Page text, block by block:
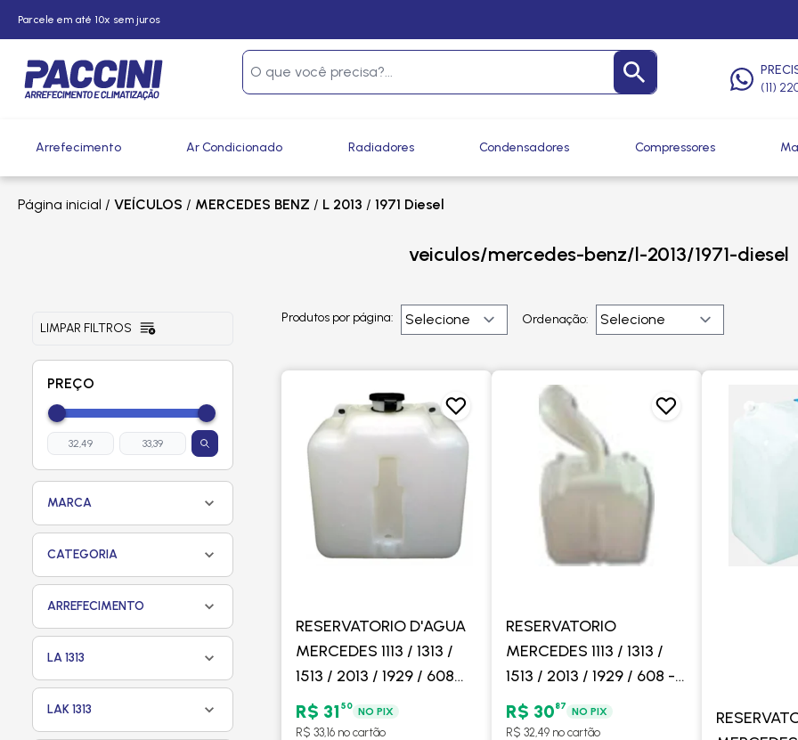
Parcele em até 10x sem juros
(11)
Arrefecimento Ar Condicionado Radiadores Condensadores Compressores
Página inicial / VEÍCULOS / MERCEDES BENZ / L 2013 / 1971 Diesel
veiculos/mercedes-benz/l-2013/1971-diesel
LIMPAR FILTROS
PREÇO
MARCA
CATEGORIA
ARREFECIMENTO
LA 1313
LAK 1313
Produtos por página: Ordenação:
RESERVATORIO D'AGUA
MERCEDES 1113 / 1313 /
1513 / 2013 / 1929 / 608
1983 EM DIANTE -
GONEL
R$ 31 50 NO PIX
R$ 33,16 no cartão
RESERVATORIO
MERCEDES 1113 / 1313 /
1513 / 2013 / 1929 / 608 -
GONEL
R$ 3087 NO PIX
R$ 32,49 no cartão